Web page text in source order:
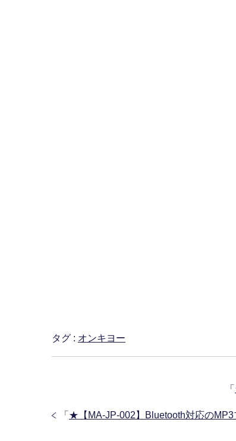
タグ : オンキヨー
「
「 ★【MA-JP-002】Bluetooth対応のMP3